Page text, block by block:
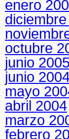
enero
octubre
junio 2005
junio
mayo
abril 2004
marzo
febrero